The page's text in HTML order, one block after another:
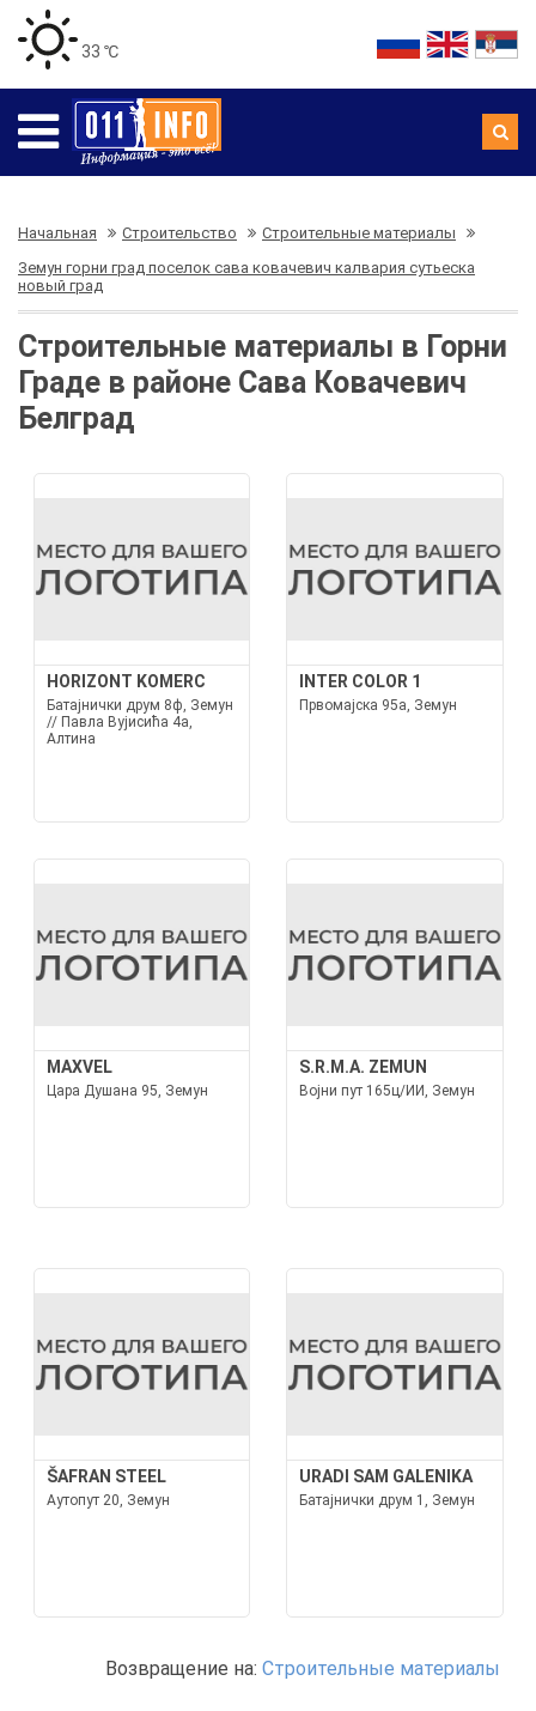
33 ℃
Начальная Строительство
Строительные материалы
Земун горни град поселок сава ковачевич калвария сутьеска
новый град
Строительные материалы в Горни
Граде в районе Сава Ковачевич
Белград
HORIZONT KOMERC
Батајнички друм 8ф, Земун
// Павла Вујисића 4а,
Алтина
INTER COLOR 1
Првомајска 95а, Земун
MAXVEL
Цара Душана 95, Земун
S.R.M.A. ZEMUN
Војни пут 165ц/ИИ, Земун
ŠAFRAN STEEL
Аутопут 20, Земун
URADI SAM GALENIKA
Батајнички друм 1, Земун
Возвращение на: Строительные материалы